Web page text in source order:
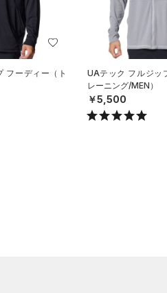
フーディー（ト
UAテック フルジッ
レーニング/MEN）
￥5,500